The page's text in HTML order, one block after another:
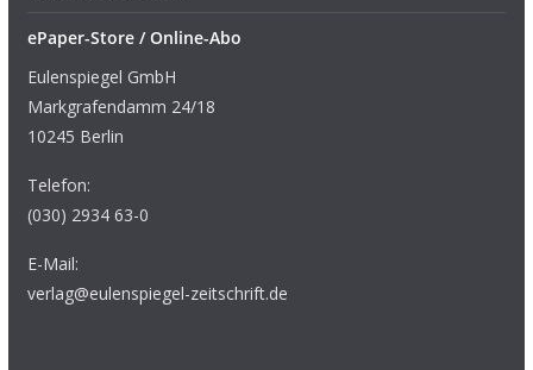
ePaper-Store / Online-Abo
Eulenspiegel GmbH
Markgrafendamm 24/18
10245 Berlin
Telefon:
(030) 2934 63-0
E-Mail:
verlag@eulenspiegel-zeitschrift.de